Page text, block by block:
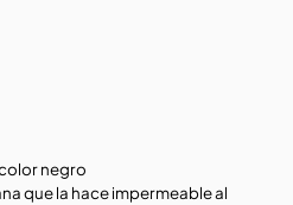
negro
que la hace impermeable al